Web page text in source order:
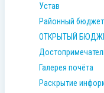
Устав
Районный бюджет
ОТКРЫТЫЙ
Галерея почёта
Раскрытие